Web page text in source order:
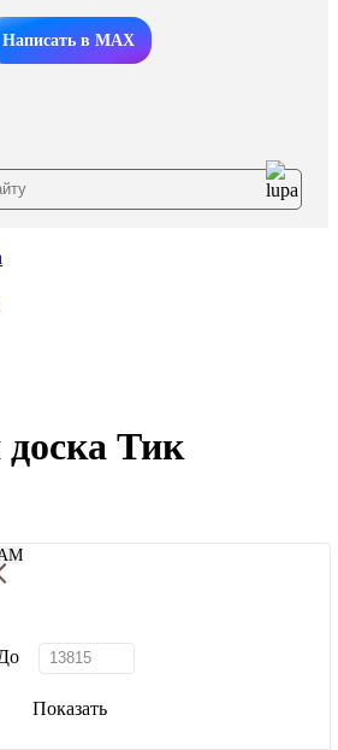
Заказать звонок
Написать в MAX
Тик
Показать